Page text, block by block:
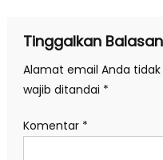
Tinggalkan Balasan
Alamat email Anda tidak
wajib ditandai *
Komentar *